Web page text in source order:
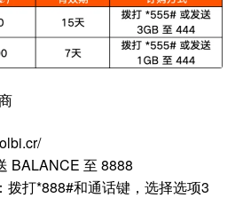
BALANCE 至 8888
拨打*888#和通话键，选择选项3